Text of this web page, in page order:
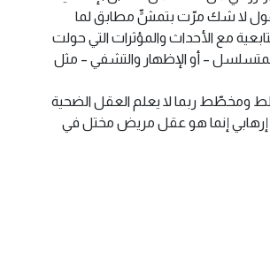
لا شك مرّت بتمشٍّ مطابق لما
مع الأحداث والمؤثرات التي حولت
– أو الإظهار والتشفي – مثل
ومخطّط ربما لا يعلم العقل الضحية
إرهابي إنما هو عقل مريض مختل في